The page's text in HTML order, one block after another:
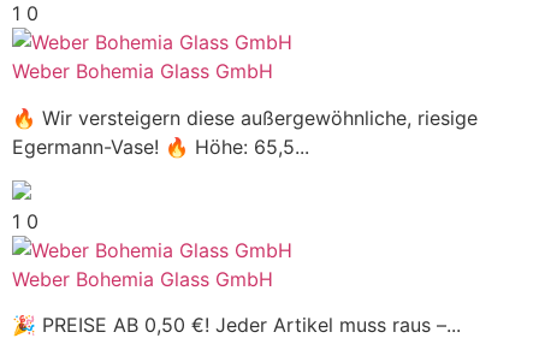
1 0
Weber Bohemia Glass GmbH
🔥 Wir versteigern diese außergewöhnliche, riesige
Egermann-Vase! 🔥 Höhe: 65,5...
1 0
Weber Bohemia Glass GmbH
🎉 PREISE AB 0,50 €! Jeder Artikel muss raus –...